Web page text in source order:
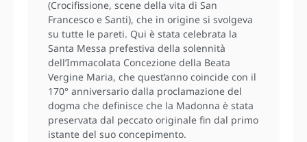
(Crocifissione, scene della vita di San
Francesco e Santi), che in origine si svolgeva
su tutte le pareti. Qui è stata celebrata la
Santa Messa prefestiva della solennità
dell’Immacolata Concezione della Beata
Vergine Maria, che quest’anno coincide con il
170° anniversario dalla proclamazione del
dogma che definisce che la Madonna è stata
preservata dal peccato originale fin dal primo
istante del suo concepimento.